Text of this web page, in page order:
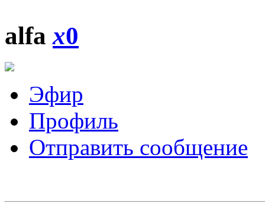
alfax0
Эфир
Профиль
Отправить сообщение